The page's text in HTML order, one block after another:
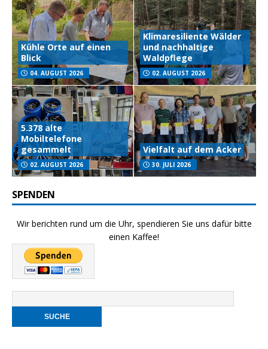
Kühle Orte auf einen
Blick
04. AUGUST 2026
Klimaresiliente Wälder
und nachhaltige
Waldpflege
02. AUGUST 2026
5.378 alte
Mobiltelefone
gesammelt
02. AUGUST 2026
Vielfalt auf dem Acker
30. JULI 2026
SPENDEN
Wir berichten rund um die Uhr, spendieren Sie uns dafür bitte
einen Kaffee!